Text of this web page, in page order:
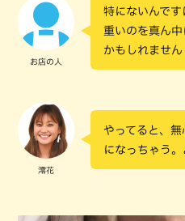
お店の人
特にないんです
重いのを真ん
かもしれません
澪花
やってると、
になっちゃう。